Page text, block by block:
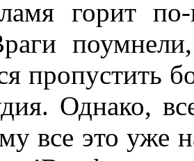
горит
пропустить
Однако,
все это уже